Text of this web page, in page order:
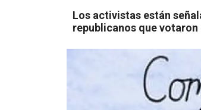
Los activistas están
republicanos que